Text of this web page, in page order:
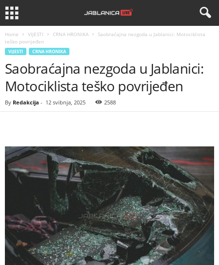
Home VIJESTI CRNA HRONIKA
Saobraćajna nezgoda u Jablanici: Motociklista
teško povrijeđen
VIJESTI CRNA HRONIKA
Saobraćajna nezgoda u Jablanici:
Motociklista teško povrijeđen
By Redakcija - 12 svibnja, 2025 2588